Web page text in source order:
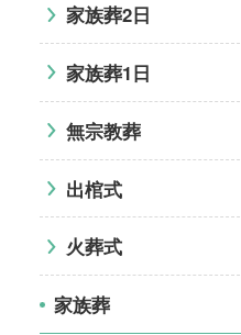
家族葬2日
家族葬1日
無宗教葬
出棺式
火葬式
家族葬